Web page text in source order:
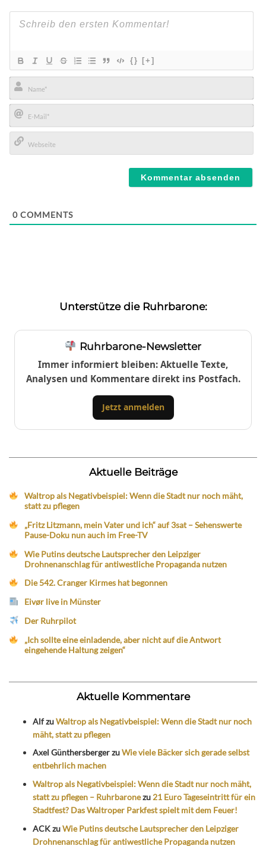
{} [+]
Name*
E-
Mail*
0 COMMENTS
Unterstütze die Ruhrbarone:
Ruhrbarone-Newsletter
Immer informiert bleiben: Aktuelle Texte,
Analysen und Kommentare direkt ins Postfach.
Jetzt anmelden
Aktuelle Beiträge
Waltrop als Negativbeispiel: Wenn die Stadt nur noch mäht,
statt zu pflegen
„Fritz Litzmann, mein Vater und ich“ auf 3sat – Sehenswerte
Pause-Doku nun auch im Free-TV
Wie Putins deutsche Lautsprecher den Leipziger
Drohnenanschlag für antiwestliche Propaganda nutzen
Die 542. Cranger Kirmes hat begonnen
Eivør live in Münster
Der Ruhrpilot
„Ich sollte eine einladende, aber nicht auf die Antwort
eingehende Haltung zeigen“
Aktuelle Kommentare
AlfzuWaltrop als Negativbeispiel: Wenn die Stadt nur noch
mäht, statt zu pflegen
Axel GünthersbergerzuWie viele Bäcker sich gerade selbst
entbehrlich machen
Waltrop als Negativbeispiel: Wenn die Stadt nur noch mäht,
statt zu pflegen – Ruhrbaronezu 21 Euro Tageseintritt für ein
Stadtfest? Das Waltroper Parkfest spielt mit dem Feuer!
ACKzuWie Putins deutsche Lautsprecher den Leipziger
Drohnenanschlag für antiwestliche Propaganda nutzen